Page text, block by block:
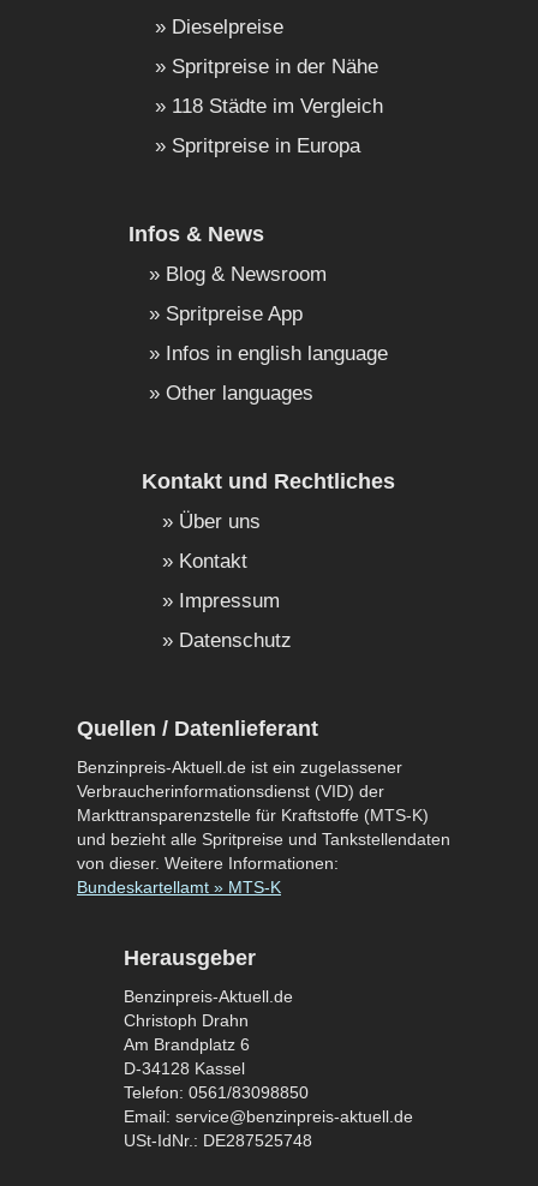
Dieselpreise
Spritpreise in der Nähe
118 Städte im Vergleich
Spritpreise in Europa
Infos & News
Blog & Newsroom
Spritpreise App
Infos in english language
Other languages
Kontakt und Rechtliches
Über uns
Kontakt
Impressum
Datenschutz
Quellen / Datenlieferant
Benzinpreis-Aktuell.de ist ein zugelassener
Verbraucherinformationsdienst (VID) der
Markttransparenzstelle für Kraftstoffe (MTS-K)
und bezieht alle Spritpreise und Tankstellendaten
von dieser. Weitere Informationen:
Bundeskartellamt » MTS-K
Herausgeber
Benzinpreis-Aktuell.de
Christoph Drahn
Am Brandplatz 6
D-34128 Kassel
Telefon: 0561/83098850
Email: service@benzinpreis-aktuell.de
USt-IdNr.: DE287525748